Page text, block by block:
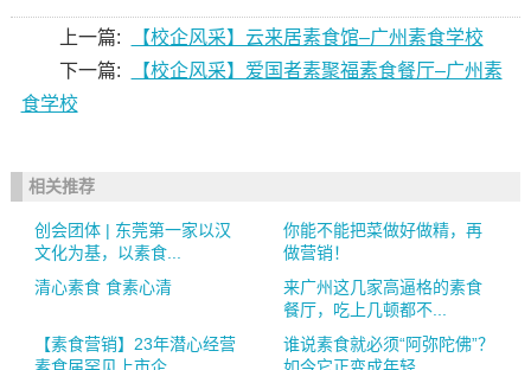
上一篇:
【校企风采】云来居素食馆–广州素食学校
下一篇:
【校企风采】爱国者素聚福素食餐厅–广州素
食学校
相关推荐
创会团体 | 东莞第一家以汉
文化为基，以素食...
你能不能把菜做好做精，再
做营销！
清心素食 食素心清
来广州这几家高逼格的素食
餐厅，吃上几顿都不...
【素食营销】23年潜心经营
谁说素食就必须“阿弥陀佛”？